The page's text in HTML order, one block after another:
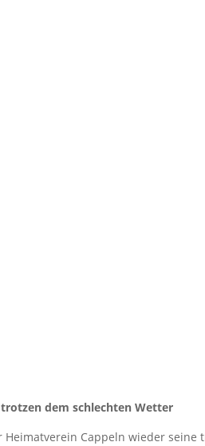
dem schlechten Wetter
Heimatverein Cappeln wieder